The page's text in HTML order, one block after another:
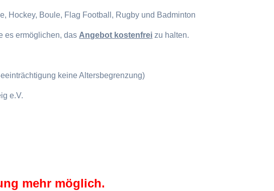
Hockey, Boule, Flag Football, Rugby und Badminton
es ermöglichen, das Angebot kostenfrei zu halten.
keine Altersbegrenzung)
e.V.
mehr möglich.